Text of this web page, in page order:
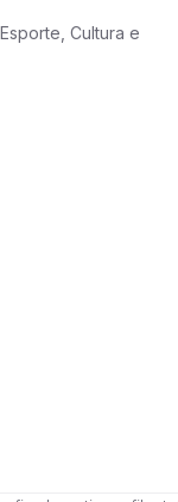
Cultura e